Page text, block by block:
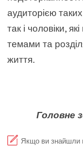
аудиторією
так і чоловіки,
темами та
життя.
Головне
Якщо ви знайшли